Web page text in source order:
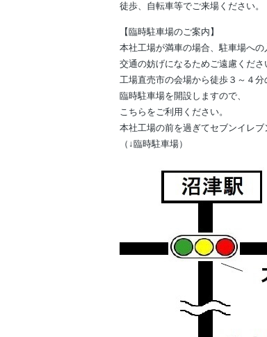
徒歩、自転車等でご来場ください。
【臨時駐車場のご案内】
本社工場が満車の場合、駐車場への
交通の妨げになるためご遠慮くださ
工場直売市の会場から徒歩３～４分
臨時駐車場を開設しますので、
こちらをご利用ください。
本社工場の前を過ぎてセブンイレブ
（↓臨時駐車場）